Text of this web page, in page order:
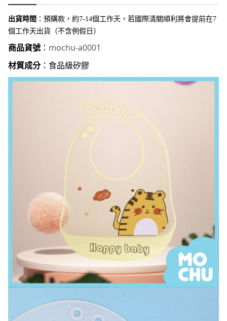
出貨時間 ： 預購款，約7-14個工作天，若國際清關順利將會提前在7
個工作天出貨（不含例假日）
商品貨號： mochu-a0001
材質成分：食品級矽膠